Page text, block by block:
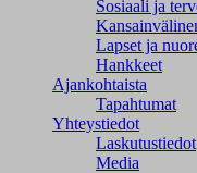
Sosiaali ja
Lapset ja
Hankkeet
Ajankohtaista
Tapahtumat
Yhteystiedot
Laskutustiedot
Media